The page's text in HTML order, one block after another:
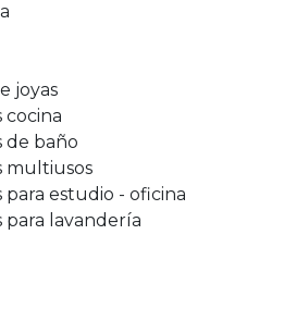
joyas
cocina
de baño
multiusos
estudio - oficina
para lavandería